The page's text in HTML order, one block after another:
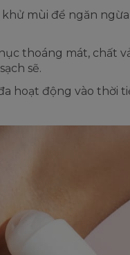
mùi để ngăn
thoáng mát, chất
sẽ.
hoạt động vào thời